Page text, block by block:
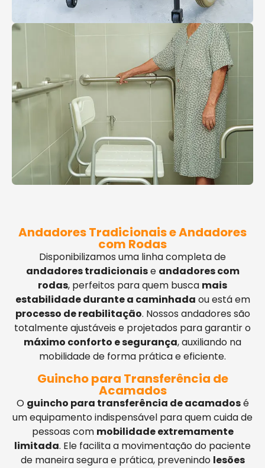
Andadores Tradicionais e Andadores
com Rodas
Disponibilizamos uma linha completa de
andadores tradicionaise andadores com
rodas, perfeitos para quem busca mais
estabilidade durante a caminhada ou está em
processo de reabilitação. Nossos andadores são
totalmente ajustáveis e projetados para garantir o
máximo conforto e segurança, auxiliando na
mobilidade de forma prática e eficiente.
Guincho para Transferência de
Acamados
O guincho para transferência de acamadosé
um equipamento indispensável para quem cuida de
pessoas com mobilidade extremamente
limitada. Ele facilita a movimentação do paciente
de maneira segura e prática, prevenindo lesões